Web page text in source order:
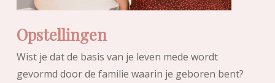
Opstellingen
Wist je dat de basis van je leven mede wordt
gevormd door de familie waarin je geboren bent?